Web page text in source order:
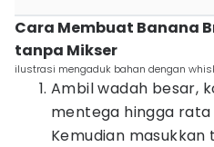
Cara Membuat Banana
tanpa Mikser
ilustrasi mengaduk bahan dengan
Ambil wadah besar,
mentega hingga
Kemudian